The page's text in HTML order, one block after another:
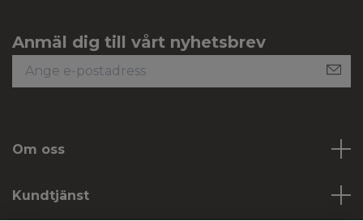
Anmäl dig till vårt nyhetsbrev
Om oss
Kundtjänst